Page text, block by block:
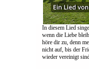
In diesem Lied
wenn die Liebe
höre dir zu, denn
nicht auf, bis der
wieder vereinigt